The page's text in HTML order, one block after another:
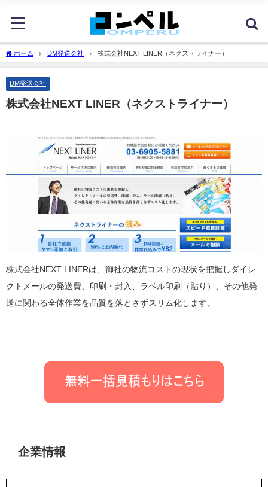
ホーム DM発送会社 株式会社NEXT LINER（ネクストライナー）
DM発送会社
株式会社NEXT LINER（ネクストライナー）
株式会社NEXT LINERは、御社の物流コストの現状を把握しダイレ
クトメールの発送費、印刷・封入、ラベル印刷（貼り）、その他発
送に関わる全体作業を品質を落とさずスリム化します。
企業情報